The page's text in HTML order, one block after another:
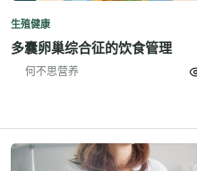
生殖健康
多囊卵巢综合征的饮食管理
何不思营养